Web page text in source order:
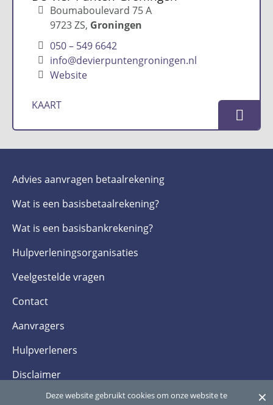
Boumaboulevard 75 A
9723 ZS Groningen
050 – 549 6642
info@devierpuntengroningen.nl
Website
KAART
Advies aanvragen betaalrekening
Wat is een basis­betaalrekening?
Wat is een basis­bankrekening?
Hulpverlenings­organisaties
Veelgestelde­ vragen
Contact
Aanvragers
Hulpverleners
Disclaimer
Privacy- en cookieverklaring
Deze website gebruikt cookies om onze website te ×